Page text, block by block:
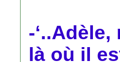
-
là où il